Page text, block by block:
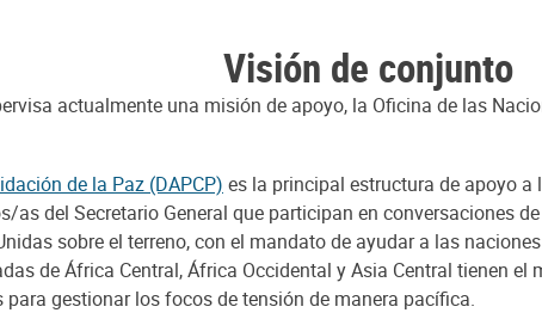
Visión de conjunto
actualmente una misión de apoyo, la Oficina de las
de la Paz (DAPCP) es la principal estructura de apoyo
del Secretario General que participan en conversaciones
sobre el terreno, con el mandato de ayudar a las
de África Central, África Occidental y Asia Central tienen
gestionar los focos de tensión de manera pacífica.